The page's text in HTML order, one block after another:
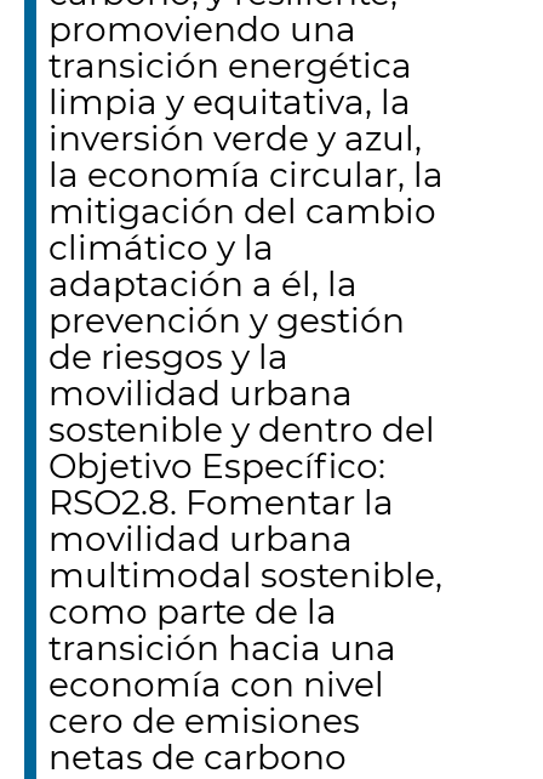
promoviendo una
transición energética
limpia y equitativa, la
inversión verde y azul,
la economía circular, la
mitigación del cambio
climático y la
adaptación a él, la
prevención y gestión
de riesgos y la
movilidad urbana
sostenible y dentro del
Objetivo Específico:
RSO2.8. Fomentar la
movilidad urbana
multimodal sostenible,
como parte de la
transición hacia una
economía con nivel
cero de emisiones
netas de carbono